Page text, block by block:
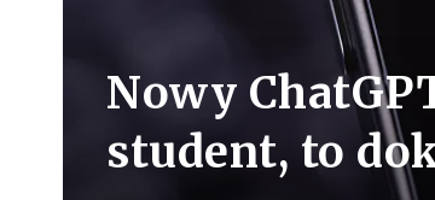
Nowy
student, to